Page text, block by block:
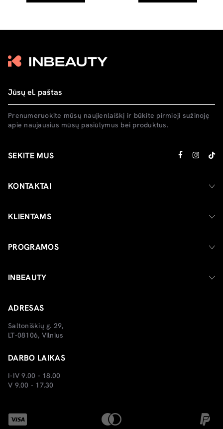
Prenumeruokite mūsų naujienlaiškį ir būkite pirmieji sužinoję
apie naujausius mūsų pasiūlymus bei produktus.
SEKITE MUS
KONTAKTAI
KLIENTAMS
PROGRAMOS
INBEAUTY
ADRESAS
Saltoniškių g. 29,
LT-08106, Vilnius
DARBO LAIKAS
I-IV 9.00 - 18.00
V 9.00 - 17.30